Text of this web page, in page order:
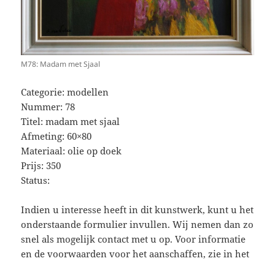
M78: Madam met Sjaal
Categorie: modellen
Nummer: 78
Titel: madam met sjaal
Afmeting: 60×80
Materiaal: olie op doek
Prijs: 350
Status:
Indien u interesse heeft in dit kunstwerk, kunt u het
onderstaande formulier invullen. Wij nemen dan zo
snel als mogelijk contact met u op. Voor informatie
en de voorwaarden voor het aanschaffen, zie in het